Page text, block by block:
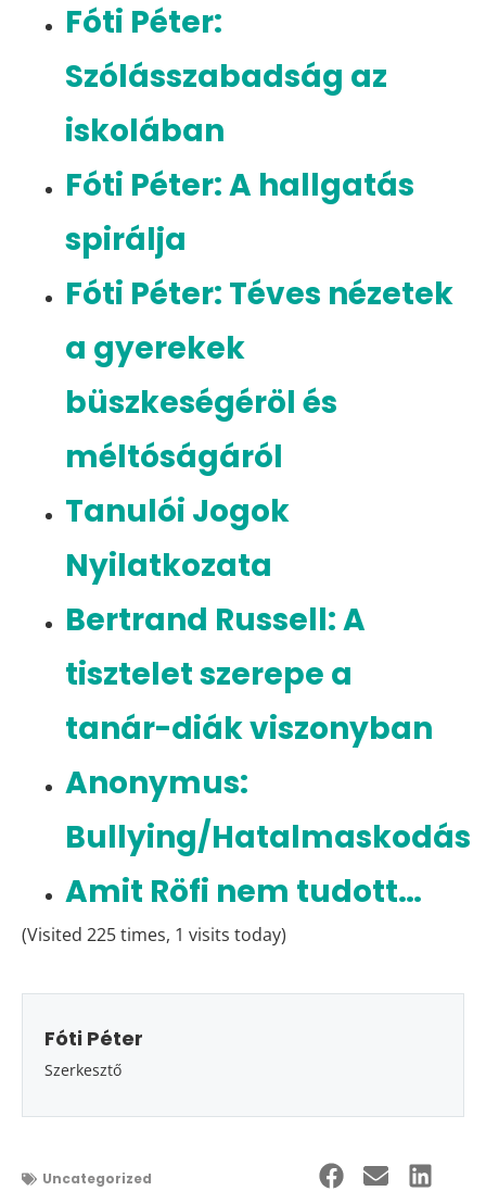
Fóti Péter:
Szólásszabadság az
iskolában
Fóti Péter: A hallgatás
spirálja
Fóti Péter: Téves nézetek
a gyerekek
büszkeségéröl és
méltóságáról
Tanulói Jogok
Nyilatkozata
Bertrand Russell: A
tisztelet szerepe a
tanár-diák viszonyban
Anonymus:
Bullying/Hatalmaskodás
Amit Röfi nem tudott…
(Visited 225 times, 1 visits today)
Fóti Péter
Szerkesztő
Uncategorized